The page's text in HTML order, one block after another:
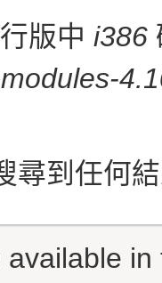
版中 i386
尋到任何